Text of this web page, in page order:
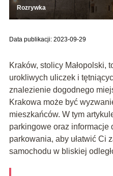
Rozrywka
Data publikacji: 2023-09-29
Kraków, stolicy Małopolski,
urokliwych uliczek i
znalezienie dogodnego
Krakowa może być
mieszkańców. W tym
parkingowe oraz informacje
parkowania, aby ułatwić Ci
samochodu w bliskiej